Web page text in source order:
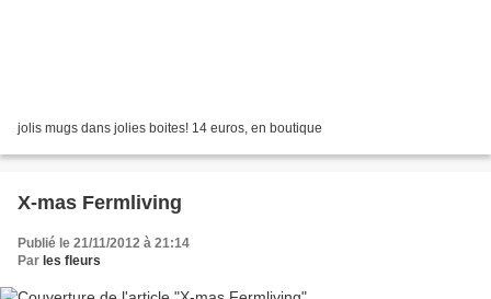
jolis mugs dans jolies boites! 14 euros, en boutique
X-mas Fermliving
Publié le 21/11/2012 à 21:14
Par les fleurs